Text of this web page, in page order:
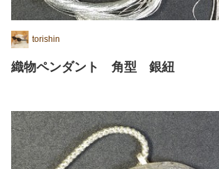
torishin
織物ペンダント 角型 銀紐